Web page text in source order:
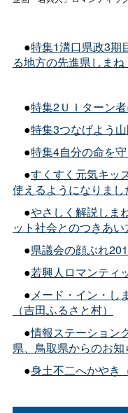
●特集1溝口県政3期
る地方の先進県しま
●特集2ＵＩターン
●特集3つなげよう
●特集4自分の命を
●すくすく元気キッ
使えるようになりまし
●やさしく解説しま
ット社会とのつきあい
●県議会の顔ぶれ
●若興人ロマンティ
● メード・イン・し
（吉田ふるさと村）
●情報ステーション
県、鳥取県からのお知
●身土不二へかやき